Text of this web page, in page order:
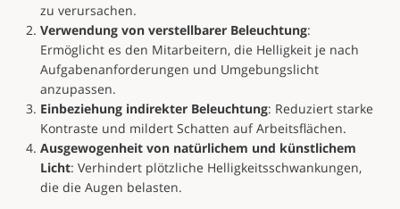
zu verursachen.
Verwendung von verstellbarer Beleuchtung:
Ermöglicht es den Mitarbeitern, die Helligkeit je nach
Aufgabenanforderungen und Umgebungslicht
anzupassen.
Einbeziehung indirekter Beleuchtung: Reduziert starke
Kontraste und mildert Schatten auf Arbeitsflächen.
Ausgewogenheit von natürlichem und künstlichem
Licht: Verhindert plötzliche Helligkeitsschwankungen,
die die Augen belasten.